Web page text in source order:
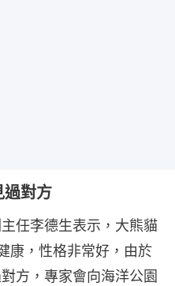
過對方
任李德生表示，大熊貓
康，性格非常好，由於
方，專家會向海洋公園